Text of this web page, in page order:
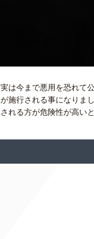
実は今まで悪用を恐れて
が施行される事になりま
される方が危険性が高い